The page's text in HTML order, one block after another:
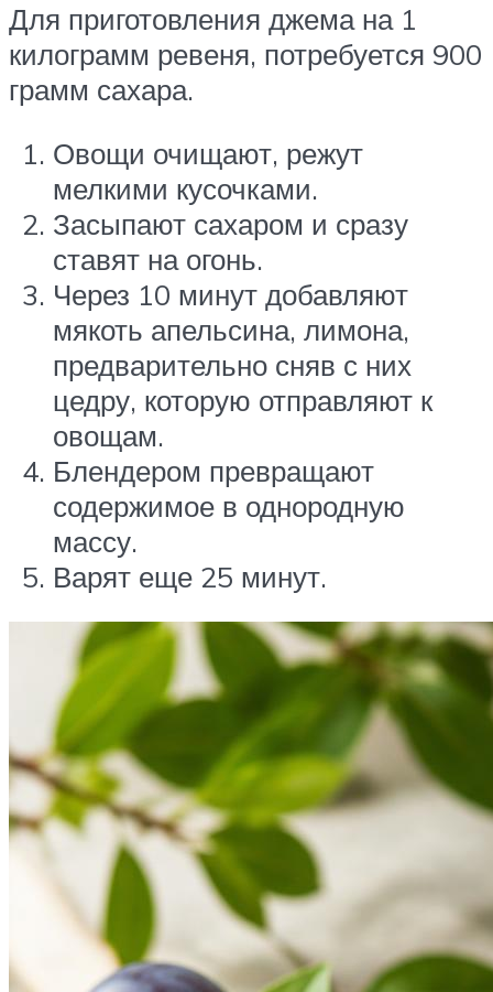
Для приготовления джема на 1
килограмм ревеня, потребуется 900
грамм сахара.
Овощи очищают, режут
мелкими кусочками.
Засыпают сахаром и сразу
ставят на огонь.
Через 10 минут добавляют
мякоть апельсина, лимона,
предварительно сняв с них
цедру, которую отправляют к
овощам.
Блендером превращают
содержимое в однородную
массу.
Варят еще 25 минут.